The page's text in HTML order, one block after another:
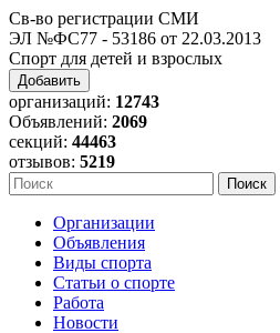
Св-во регистрации СМИ
ЭЛ №ФС77 - 53186 от 22.03.2013
Спорт для детей и взрослых
Добавить
организаций: 12743
Объявлений: 2069
секций: 44463
отзывов: 5219
Организации
Объявления
Виды спорта
Статьи о спорте
Работа
Новости